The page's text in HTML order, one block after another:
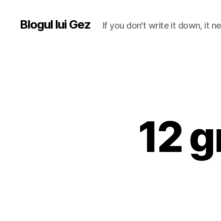
Blogul lui Gez If you don't write it down, it
12